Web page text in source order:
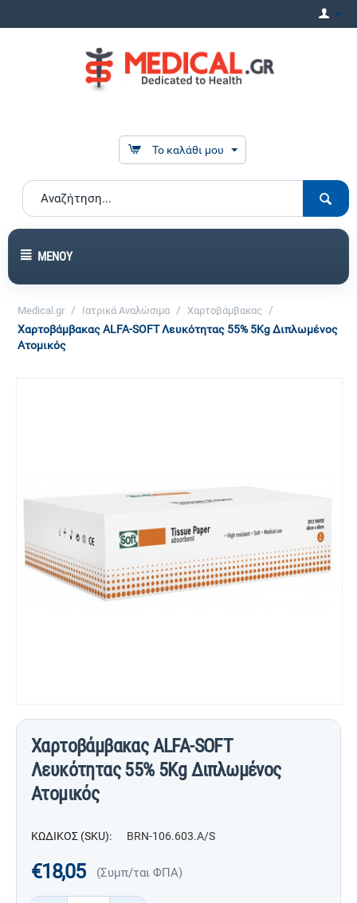
Το καλάθι μου
ΜΕΝΟΎ
Medical.gr / Ιατρικά Αναλώσιμα / Χαρτοβάμβακας
/
Χαρτοβάμβακας ALFA-SOFT Λευκότητας 55% 5Kg Διπλωμένος
Ατομικός
Χαρτοβάμβακας ALFA-SOFT
Λευκότητας 55% 5Kg Διπλωμένος
Ατομικός
ΚΩΔΙΚΟΣ (SKU): BRN-106.603.A/S
€18,05 (Συμπ/ται ΦΠΑ)